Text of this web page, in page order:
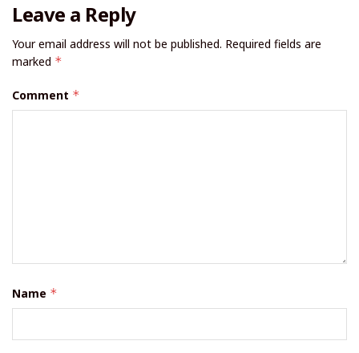
Leave a Reply
Your email address will not be published. Required fields are
marked *
Comment *
Name *